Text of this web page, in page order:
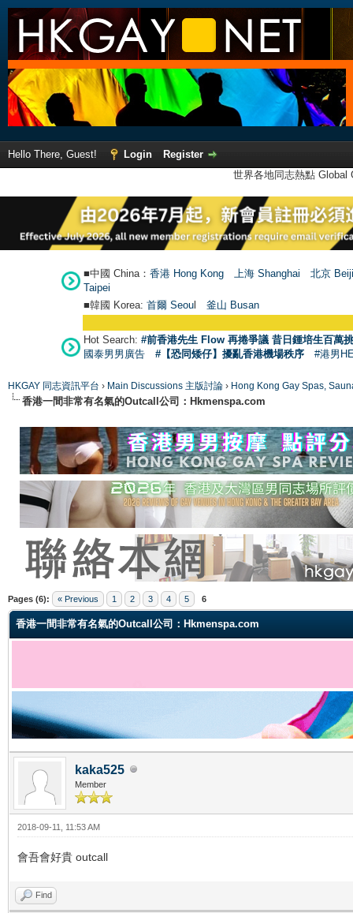
Hello There, Guest! Login
Register
世界各地同志熱點
■中國 China： 香港 Hong Kong 上海 Shanghai
北京
Taipei
■韓國 Korea: 首爾 Seoul 釜山 Busan
Hot Search: #前香港先生 Flow 再捲爭議 昔日鍾培生百萬
國泰男男廣告
#【恐同矮仔】擾亂香港機場秩序 #港男
HKGAY 同志資訊平台 › Main Discussions 主版討論 › Hong Kong Gay Spas,
香港一間非常有名氣的Outcall公司：Hkmenspa.com
Pages (6): « Previous 1 2 3 4 5 6
香港一間非常有名氣的Outcall公司：Hkmenspa.com
kaka525
Member
2018-09-11, 11:53 AM
會吾會好貴 outcall
Find